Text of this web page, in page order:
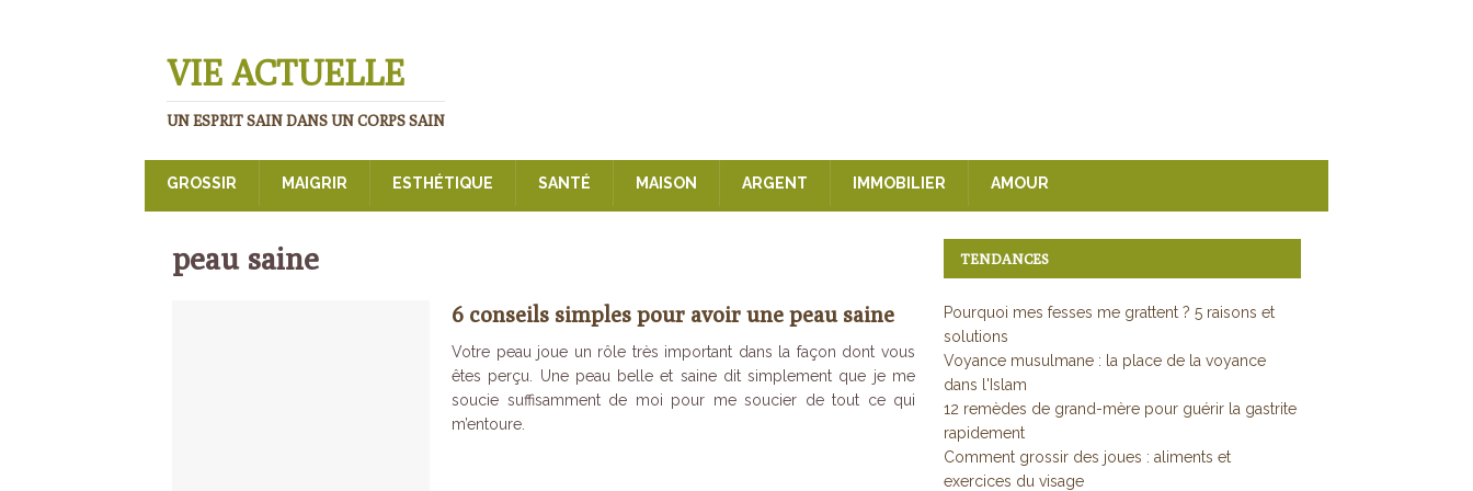
VIE ACTUELLE
UN ESPRIT SAIN DANS UN CORPS SAIN
GROSSIR MAIGRIR ESTHÉTIQUE SANTÉ MAISON ARGENT IMMOBILIER AMOUR
peau saine
6 conseils simples pour avoir une peau saine
Votre peau joue un rôle très important dans la façon dont vous
êtes perçu. Une peau belle et saine dit simplement que je me
soucie suffisamment de moi pour me soucier de tout ce qui
m’entoure.
TENDANCES
Pourquoi mes fesses me grattent ? 5 raisons et
solutions
Voyance musulmane : la place de la voyance
dans l'Islam
12 remèdes de grand-mère pour guérir la gastrite
rapidement
Comment grossir des joues : aliments et
exercices du visage